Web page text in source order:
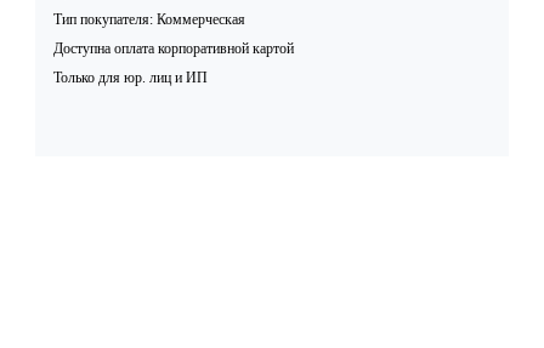
Тип покупателя: Коммерческая
Доступна оплата корпоративной картой
Только для юр. лиц и ИП